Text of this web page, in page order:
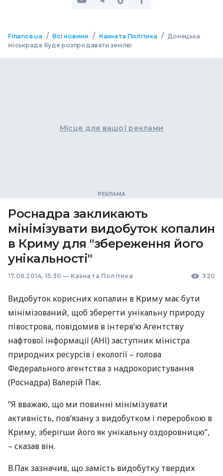
Finance.ua / Всі новини / Казна та Політика / Донецька
міськрада буде розпродавати землю
Місце для вашої реклами
Роснадра закликають
мінімізувати видобуток копалин
в Криму для "збереження його
унікальності"
17.06.2014, 15:30 — Казна та Політика 320
Видобуток корисних копалин в Криму має бути
мінімізований, щоб зберегти унікальну природу
півострова, повідомив в інтерв’ю Агентству
нафтової інформації (АНІ) заступник міністра
природних ресурсів і екології – голова
Федерального агентства з надрокористування
(Роснадра) Валерій Пак.
“Я вважаю, що ми повинні мінімізувати
активність, пов’язану з видобутком і переробкою в
Криму, зберігши його як унікальну оздоровницю”,
– сказав він.
В.Пак зазначив, що замість видобутку твердих